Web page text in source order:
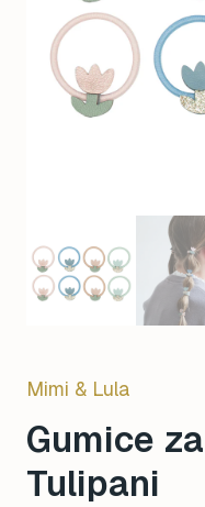
Mimi & Lula
Gumice
Tulipani